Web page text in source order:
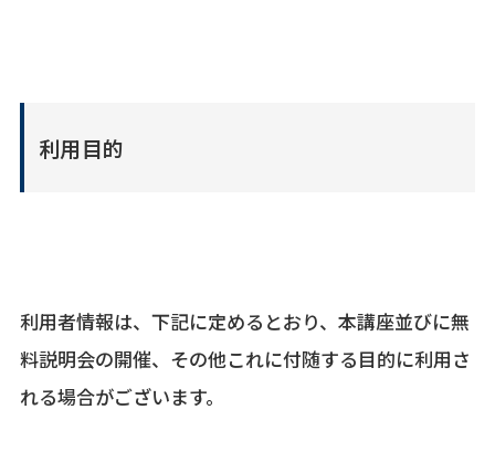
利用目的
利用者情報は、下記に定めるとおり、本講座並びに無
料説明会の開催、その他これに付随する目的に利用さ
れる場合がございます。